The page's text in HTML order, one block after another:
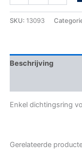
SKU: 13093
Beschrijving
Enkel dichtingsring
Gerelateerde